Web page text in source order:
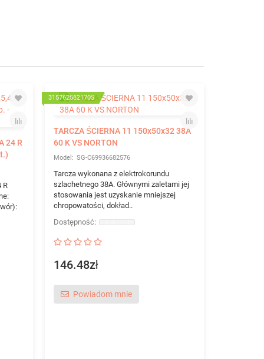
24 R
R
3157625821705
TARCZA ŚCIERNA 11 150x50x32 38A
60 K VS NORTON
SG-C69936682576
Tarcza wykonana z elektrokorundu
szlachetnego 38A. Głównymi zaletami jej
stosowania jest uzyskanie mniejszej
chropowatości, dokład..
146.48zł
Powiadom mnie